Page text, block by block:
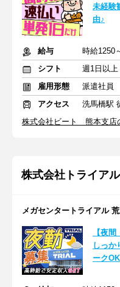
未経験
由♪
給与
時給1250
シフト
雇用形態
派遣社員
アクセス
洗馬橋駅
株式会社ビート 熊本支店
株式会社トライア
メガセンタートライアル
【夜
しっか
ークOK